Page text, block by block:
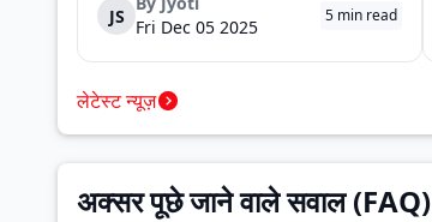
लेकिन दोस्ती की भावना ने उस...
JS Fri Dec 05 2025
5 min read
लेटेस्ट न्यूज़
अक्सर पूछे जाने वाले सवाल (FAQ)